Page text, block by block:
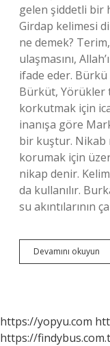
gelen şiddetli bir
Girdap kelimesi
ne demek?
ulaşmasını,
ifade eder.
Bürküt, Yörükler
korkutmak için
inanışa göre
bir kuştur. Nikab
korumak için
nikap denir.
da kullanılır.
su akıntılarının
Devamını okuyun
Ne
https://yopyu.com
https://